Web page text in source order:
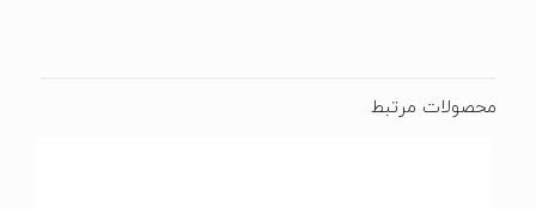
محصولات مرتبط